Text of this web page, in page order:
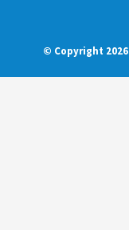
© Copyright 2026